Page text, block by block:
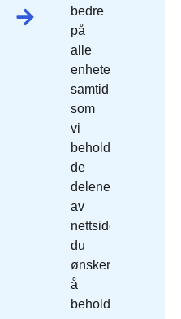
bedre
på
alle
enheter,
samtidig
som
vi
beholder
de
delene
av
nettside
du
ønsker
å
beholde.